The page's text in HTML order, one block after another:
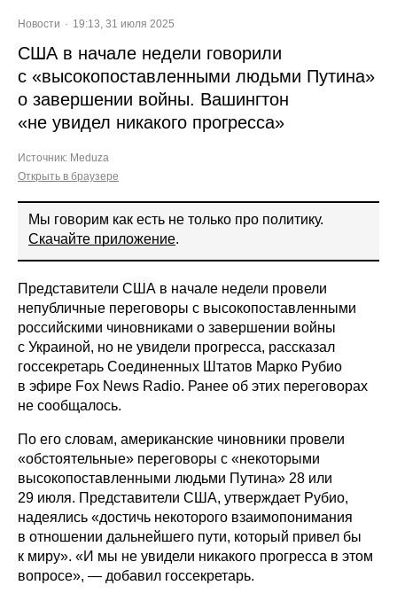
Новости 19:13, 31 июля 2025
США в начале недели говорили
с «высокопоставленными людьми Путина»
о завершении войны. Вашингтон
«не увидел никакого прогресса»
Источник: Meduza
Открыть в браузере
Мы говорим как есть не только про политику.
Скачайте приложение.
Представители США в начале недели провели
непубличные переговоры с высокопоставленными
российскими чиновниками о завершении войны
с Украиной, но не увидели прогресса, рассказал
госсекретарь Соединенных Штатов Марко Рубио
в эфире Fox News Radio. Ранее об этих переговорах
не сообщалось.
По его словам, американские чиновники провели
«обстоятельные» переговоры с «некоторыми
высокопоставленными людьми Путина» 28 или
29 июля. Представители США, утверждает Рубио,
надеялись «достичь некоторого взаимопонимания
в отношении дальнейшего пути, который привел бы
к миру». «И мы не увидели никакого прогресса в этом
вопросе», — добавил госсекретарь.